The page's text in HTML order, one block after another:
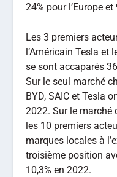
24% pour l’Europe
Les 3 premiers
l’Américain Tesla et
se sont accaparés
Sur le seul marché
BYD, SAIC et Tesla
2022. Sur le marché
les 10 premiers
marques locales à
troisième position
10,3% en 2022.